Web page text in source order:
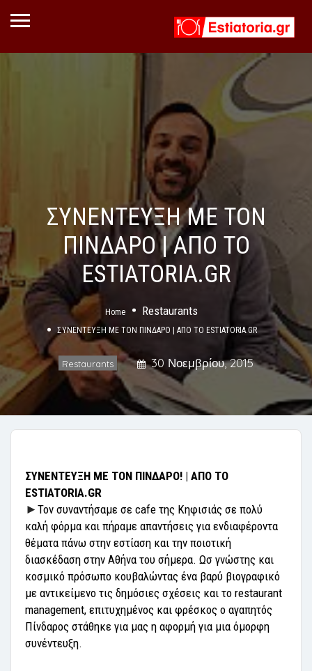
ΣΥΝΕΝΤΕΥΞΗ ΜΕ ΤΟΝ
ΠΙΝΔΑΡΟ | ΑΠΟ ΤΟ
ESTIATORIA.GR
Home Restaurants
ΣΥΝΕΝΤΕΥΞΗ ΜΕ ΤΟΝ ΠΙΝΔΑΡΟ | ΑΠΟ ΤΟ ESTIATORIA.GR
Restaurants 30 Νοεμβρίου, 2015
ΣΥΝΕΝΤΕΥΞΗ ΜΕ ΤΟΝ ΠΙΝΔΑΡΟ! | ΑΠΟ ΤΟ
ESTIATORIA.GR
► Τον συναντήσαμε σε cafe της Κηφισιάς σε πολύ
καλή φόρμα και πήραμε απαντήσεις για ενδιαφέροντα
θέματα πάνω στην εστίαση και την ποιοτική
διασκέδαση στην Αθήνα του σήμερα. Ωσ γνώστης και
κοσμικό πρόσωπο κουβαλώντας ένα βαρύ βιογραφικό
με αντικείμενο τις δημόσιες σχέσεις και το restaurant
management, επιτυχημένος και φρέσκος ο αγαπητός
Πίνδαρος στάθηκε για μας η αφορμή για μια όμορφη
συνέντευξη.